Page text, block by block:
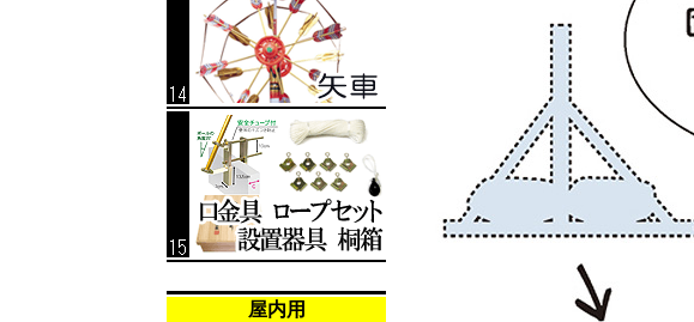
屋内用